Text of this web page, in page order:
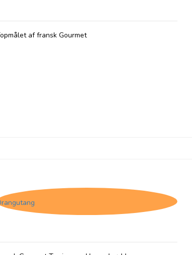
af fransk Gourmet